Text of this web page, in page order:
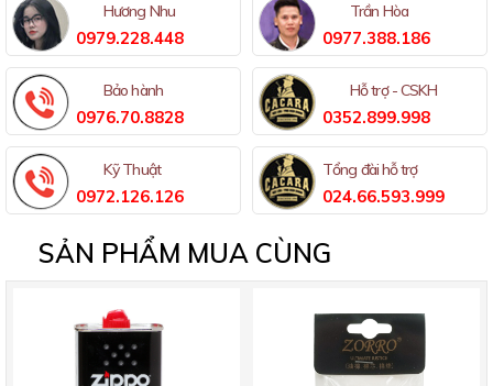
Hương Nhu
0979.228.448
Trần Hòa
0977.388.186
Bảo hành
0976.70.8828
Hỗ trợ - CSKH
0352.899.998
Kỹ Thuật
0972.126.126
Tổng đài hỗ trợ
024.66.593.999
SẢN PHẨM MUA CÙNG